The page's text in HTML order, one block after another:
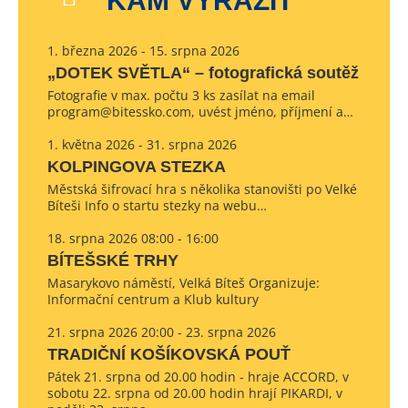
1. března 2026 - 15. srpna 2026
„DOTEK SVĚTLA“ – fotografická soutěž
Fotografie v max. počtu 3 ks zasílat na email
program@bitessko.com, uvést jméno, příjmení a…
1. května 2026 - 31. srpna 2026
KOLPINGOVA STEZKA
Městská šifrovací hra s několika stanovišti po Velké
Bíteši Info o startu stezky na webu…
18. srpna 2026 08:00 - 16:00
BÍTEŠSKÉ TRHY
Masarykovo náměstí, Velká Bíteš Organizuje:
Informační centrum a Klub kultury
21. srpna 2026 20:00 - 23. srpna 2026
TRADIČNÍ KOŠÍKOVSKÁ POUŤ
Pátek 21. srpna od 20.00 hodin - hraje ACCORD, v
sobotu 22. srpna od 20.00 hodin hrají PIKARDI, v